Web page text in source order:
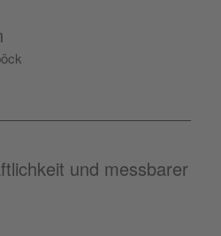
und messbarer